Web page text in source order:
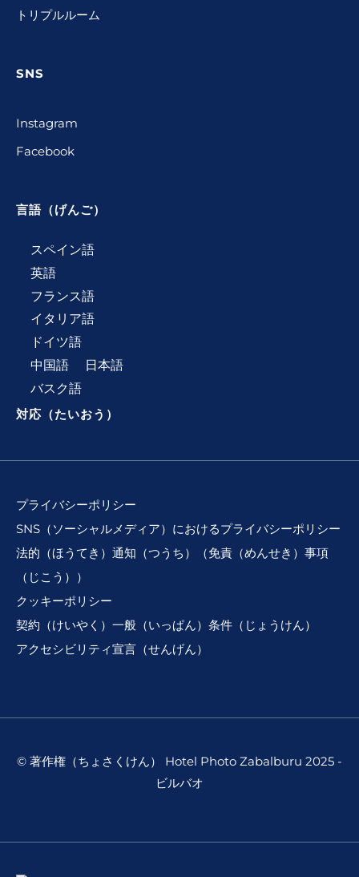
トリプルルーム
SNS
Instagram
Facebook
言語（げんご）
スペイン語
英語
フランス語
イタリア語
ドイツ語
中国語
日本語
バスク語
対応（たいおう）
プライバシーポリシー
SNS（ソーシャルメディア）におけるプライバシーポリシー
法的（ほうてき）通知（つうち）（免責（めんせき）事項
（じこう））
クッキーポリシー
契約（けいやく）一般（いっぱん）条件（じょうけん）
アクセシビリティ宣言（せんげん）
© 著作権（ちょさくけん） Hotel Photo Zabalburu 2025 -
ビルバオ